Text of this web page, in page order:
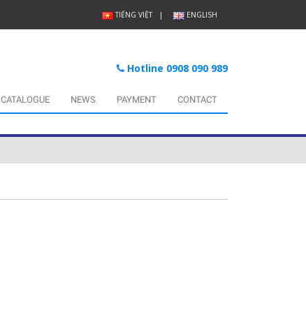
TIẾNG VIỆT ENGLISH
Hotline 0908 090 989
CATALOGUE NEWS PAYMENT CONTACT